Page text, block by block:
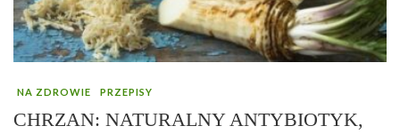
NA ZDROWIE PRZEPISY
CHRZAN: NATURALNY ANTYBIOTYK,